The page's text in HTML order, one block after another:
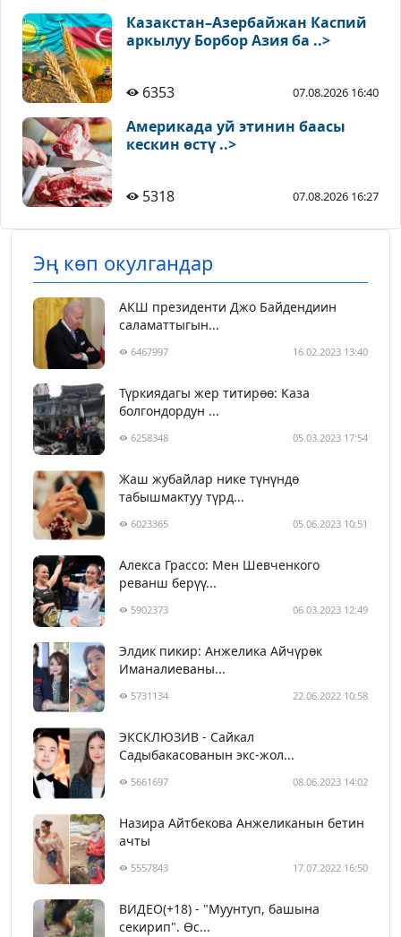
Казакстан–Азербайжан Каспий
аркылуу Борбор Азия ба ..>
6353 07.08.2026 16:40
Америкада уй этинин баасы
кескин өстү ..>
5318 07.08.2026 16:27
Эң көп окулгандар
АКШ президенти Джо Байдендиин
саламаттыгын...
6467997 16.02.2023 13:40
Түркиядагы жер титирөө: Каза
болгондордун ...
6258348 05.03.2023 17:54
Жаш жубайлар нике түнүндө
табышмактуу түрд...
6023365 05.06.2023 10:51
Алекса Грассо: Мен Шевченкого
реванш берүү...
5902373 06.03.2023 12:49
Элдик пикир: Анжелика Айчүрөк
Иманалиеваны...
5731134 22.06.2022 10:58
ЭКСКЛЮЗИВ - Сайкал
Садыбакасованын экс-жол...
5661697 08.06.2023 14:02
Назира Айтбекова Анжеликанын бетин
ачты
5557843 17.07.2022 16:50
ВИДЕО(+18) - "Муунтуп, башына
секирип". Өс...